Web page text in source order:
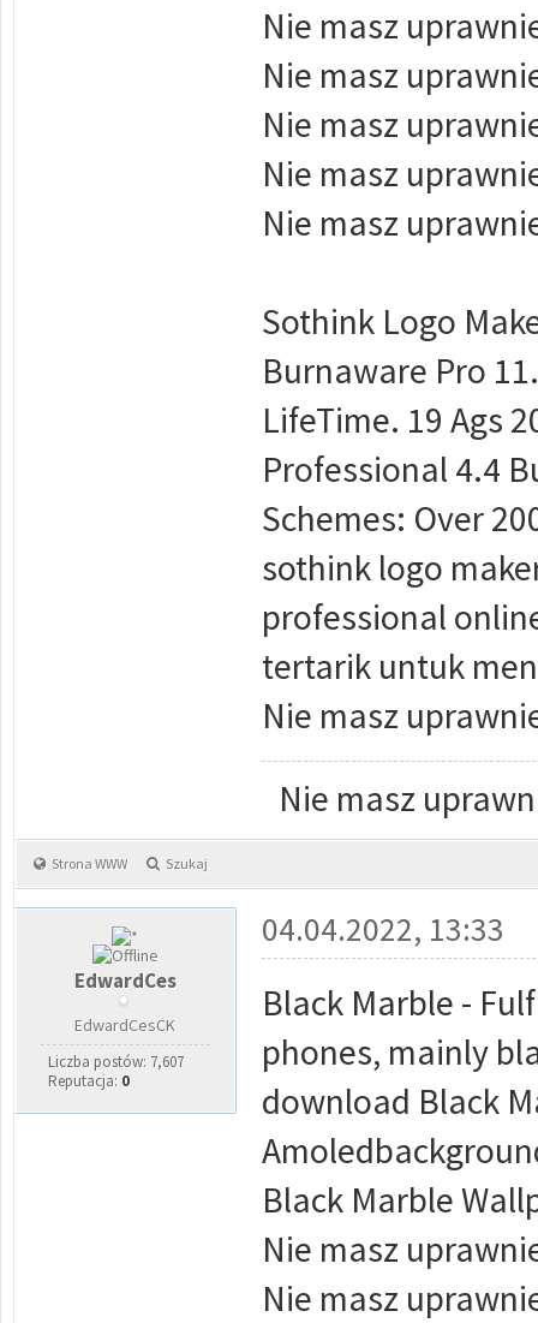
Nie masz
Nie masz
Nie masz
Nie masz
Nie masz
Sothink Logo
Burnaware Pro
LifeTime. 19 Ags
Professional 4.4
Schemes: Over
sothink logo
professional
tertarik untuk
Nie masz
Nie masz
Strona WWW Szukaj
EdwardCes
EdwardCesCK
Liczba postów: 7,607
Reputacja: 0
04.04.2022, 13:33
Black Marble -
phones, mainly
download Black
Black Marble
Nie masz
Nie masz